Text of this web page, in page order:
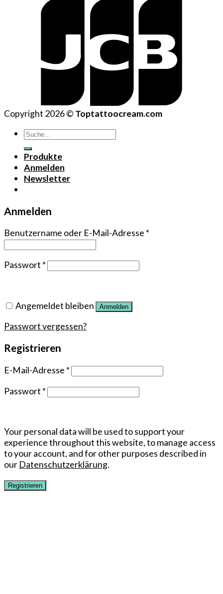
Copyright 2026 © Toptattoocream.com
Suche
Produkte
Anmelden
Newsletter
Anmelden
Benutzername oder E-Mail-Adresse *
Passwort *
Angemeldet bleiben Anmelden
Passwort vergessen?
Registrieren
E-Mail-Adresse *
Passwort *
Your personal data will be used to support your
experience throughout this website, to manage access
to your account, and for other purposes described in
our Datenschutzerklärung.
Registrieren